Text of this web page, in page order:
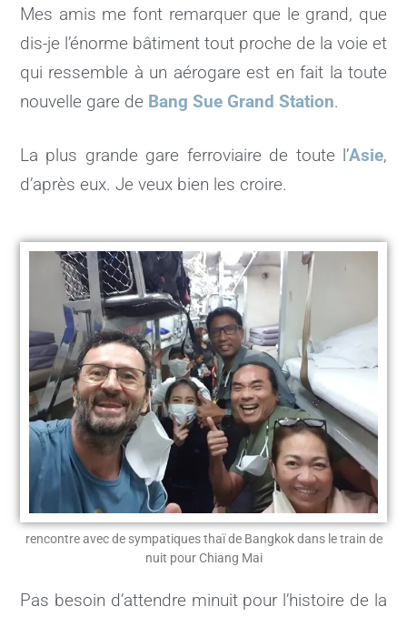
Mes amis me font remarquer que le grand, que
dis-je l’énorme bâtiment tout proche de la voie et
qui ressemble à un aérogare est en fait la toute
nouvelle gare de Bang Sue Grand Station.
La plus grande gare ferroviaire de toute l’Asie,
d’après eux. Je veux bien les croire.
rencontre avec de sympatiques thaï de Bangkok dans le train de
nuit pour Chiang Mai
Pas besoin d’attendre minuit pour l’histoire de la